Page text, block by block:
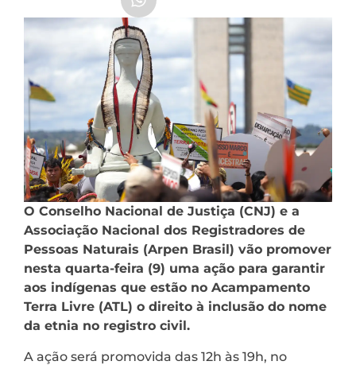
O Conselho Nacional de Justiça (CNJ) e a
Associação Nacional dos Registradores de
Pessoas Naturais (Arpen Brasil) vão promover
nesta quarta-feira (9) uma ação para garantir
aos indígenas que estão no Acampamento
Terra Livre (ATL) o direito à inclusão do nome
da etnia no registro civil.
A ação será promovida das 12h às 19h, no